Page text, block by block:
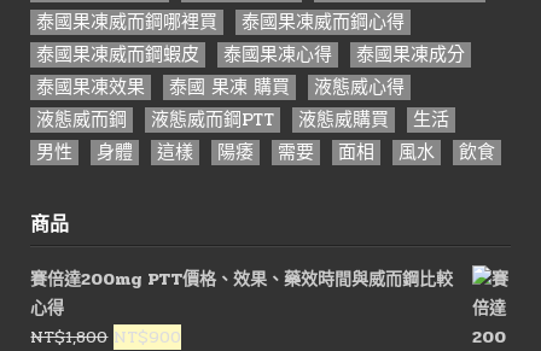
泰國果凍威而鋼哪裡買
泰國果凍威而鋼心得
泰國果凍威而鋼蝦皮
泰國果凍心得
泰國果凍成分
泰國果凍效果
泰國 果凍 購買
液態威心得
液態威而鋼
液態威而鋼PTT 液態威購買
生活
男性
身體 這樣 陽痿 需要 面相 風水 飲食
商品
賽倍達200mg PTT價格、效果、藥效時間與威而鋼比較
心得
NT$1,800 原
NT$900